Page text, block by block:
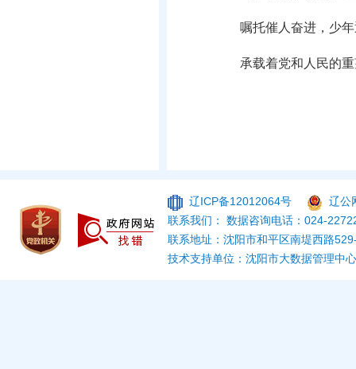
嘱托催人奋进，少
承载着党和人民的
辽ICP备12012064号
辽公
联系我们： 数据咨询电话：024-
联系地址：沈阳市和平区南堤西路
技术支持单位：沈阳市大数据管理中